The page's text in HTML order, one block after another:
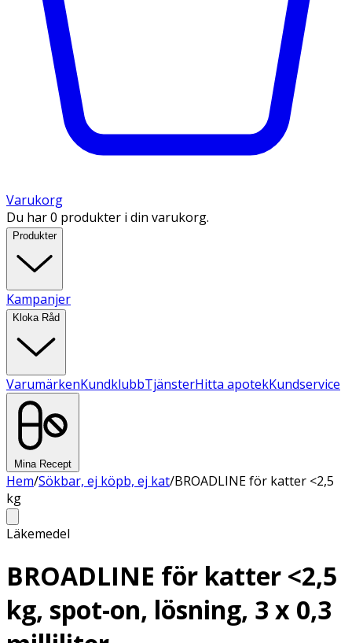
Varukorg
Du har 0 produkter i din varukorg.
Produkter
Kampanjer
Kloka Råd
VarumärkenKundklubbTjänsterHitta apotekKundservice
Mina Recept
Hem/Sökbar, ej köpb, ej kat/BROADLINE för katter <2,5
kg
Läkemedel
BROADLINE för katter <2,5
kg, spot-on, lösning, 3 x 0,3